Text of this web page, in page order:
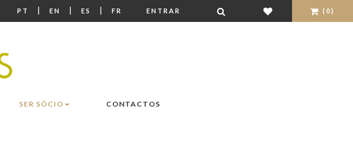
PT | EN | ES | FR ENTRAR (0)
SER SÓCIO CONTACTOS